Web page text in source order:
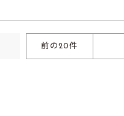
前の20件